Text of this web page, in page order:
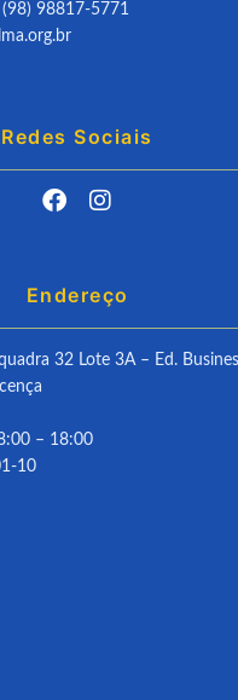
98817-5771
Redes Sociais
Endereço
32 Lote 3A – Ed.
– 18:00
10